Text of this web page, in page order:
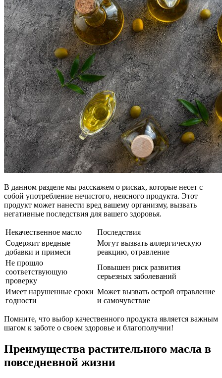
В данном разделе мы расскажем о рисках, которые несет с
собой употребление нечистого, неясного продукта. Этот
продукт может нанести вред вашему организму, вызвать
негативные последствия для вашего здоровья.
Некачественное масло
Последствия
Содержит вредные
добавки и примеси
Могут вызвать аллергическую
реакцию, отравление
Не прошло
соответствующую
проверку
Повышен риск развития
серьезных заболеваний
Имеет нарушенные сроки
годности
Может вызвать острой отравление
и самочувствие
Помните, что выбор качественного продукта является важным
шагом к заботе о своем здоровье и благополучии!
Преимущества растительного масла в
повседневной жизни